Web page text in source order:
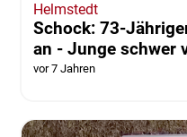
Helmstedt
Schock: 73-
an - Junge schwer
vor 7 Jahren